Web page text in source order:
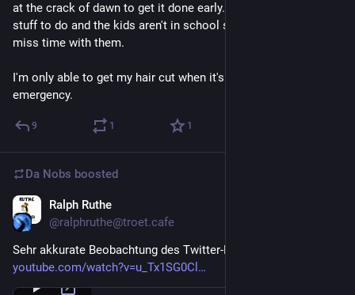
at the crack of dawn to get it done early. Weekends too full of
stuff to do and the kids aren't in school so I don't want to
miss time with them.
I'm only able to get my hair cut when it's basically an
emergency.
9 1 1
Da Nobs boosted
Ralph Ruthe
@ralphruthe@troet.cafe
Sehr akkurate Beobachtung des Twitter-Downfalls:
youtube.com/watch?v=u_Tx1SG0Cl